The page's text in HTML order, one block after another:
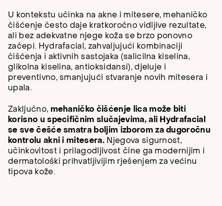
U kontekstu učinka na akne i mitesere, mehaničko
čišćenje često daje kratkoročno vidljive rezultate,
ali bez adekvatne njege koža se brzo ponovno
začepi. Hydrafacial, zahvaljujući kombinaciji
čišćenja i aktivnih sastojaka (salicilna kiselina,
glikolna kiselina, antioksidansi), djeluje i
preventivno, smanjujući stvaranje novih mitesera i
upala.
Zaključno, mehaničko čišćenje lica može biti
korisno u specifičnim slučajevima, ali Hydrafacial
se sve češće smatra boljim izborom za dugoročnu
kontrolu akni i mitesera. Njegova sigurnost,
učinkovitost i prilagodljivost čine ga modernijim i
dermatološki prihvatljivijim rješenjem za većinu
tipova kože.